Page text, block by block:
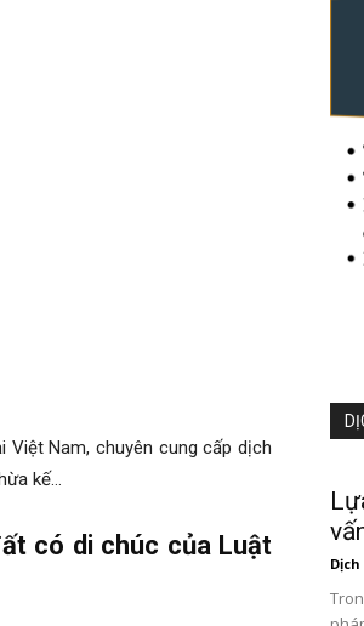
Nam, chuyên cung cấp dịch
kế…
có di chúc của Luật